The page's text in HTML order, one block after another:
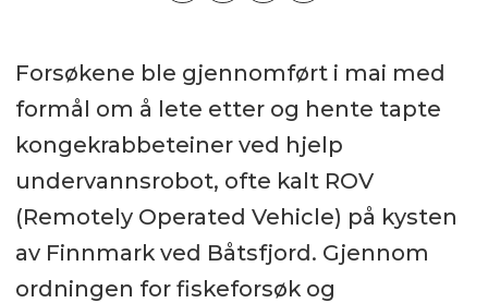
Forsøkene ble gjennomført i mai med
formål om å lete etter og hente tapte
kongekrabbeteiner ved hjelp
undervannsrobot, ofte kalt ROV
(Remotely Operated Vehicle) på kysten
av Finnmark ved Båtsfjord. Gjennom
ordningen for fiskeforsøk og